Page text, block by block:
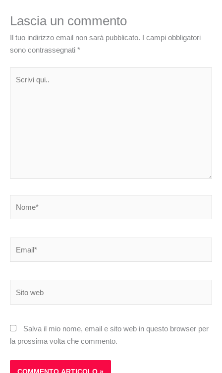
Lascia un commento
Il tuo indirizzo email non sarà pubblicato. I campi obbligatori
sono contrassegnati *
web
Salva il mio nome, email e sito web in questo browser per
la prossima volta che commento.